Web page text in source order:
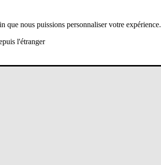
que nous puissions personnaliser votre expérience.
l'étranger